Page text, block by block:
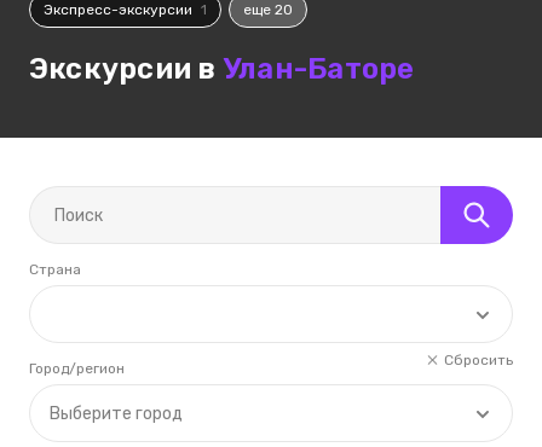
Экспресс-экскурсии 1 еще 20
Экскурсии в Улан-Баторе
Страна
Сбросить
Выберите город
Город/регион